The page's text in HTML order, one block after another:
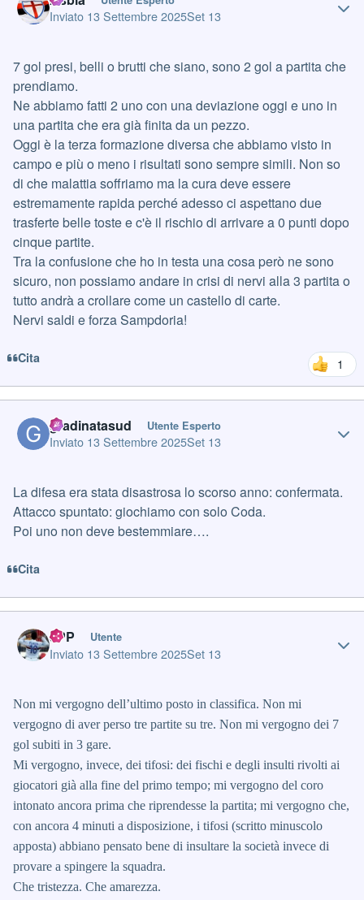
Inviato 13 Settembre 2025Set 13
7 gol presi, belli o brutti che siano, sono 2 gol a partita che
prendiamo.
Ne abbiamo fatti 2 uno con una deviazione oggi e uno in
una partita che era già finita da un pezzo.
Oggi è la terza formazione diversa che abbiamo visto in
campo e più o meno i risultati sono sempre simili. Non so
di che malattia soffriamo ma la cura deve essere
estremamente rapida perché adesso ci aspettano due
trasferte belle toste e c'è il rischio di arrivare a 0 punti dopo
cinque partite.
Tra la confusione che ho in testa una cosa però ne sono
sicuro, non possiamo andare in crisi di nervi alla 3 partita o
tutto andrà a crollare come un castello di carte.
Nervi saldi e forza Sampdoria!
Cita 1
gradinatasud Utente Esperto
Inviato 13 Settembre 2025Set 13
La difesa era stata disastrosa lo scorso anno: confermata.
Attacco spuntato: giochiamo con solo Coda.
Poi uno non deve bestemmiare….
Cita
JPP Utente
Inviato 13 Settembre 2025Set 13
Non mi vergogno dell’ultimo posto in classifica. Non mi
vergogno di aver perso tre partite su tre. Non mi vergogno dei 7
gol subiti in 3 gare.
Mi vergogno, invece, dei tifosi: dei fischi e degli insulti rivolti ai
giocatori già alla fine del primo tempo; mi vergogno del coro
intonato ancora prima che riprendesse la partita; mi vergogno che,
con ancora 4 minuti a disposizione, i tifosi (scritto minuscolo
apposta) abbiano pensato bene di insultare la società invece di
provare a spingere la squadra.
Che tristezza. Che amarezza.